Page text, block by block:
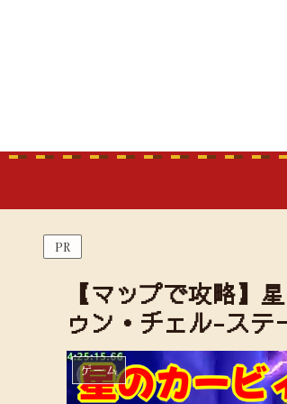
PR
【マップで攻略】
ゥン・チェル-ステ
ゲーム